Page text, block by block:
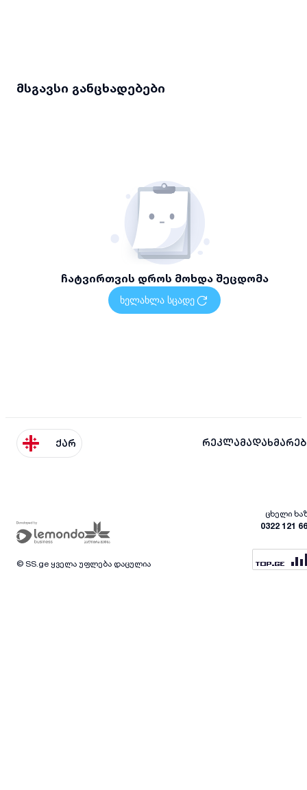
მსგავსი განცხადებები
ჩატვირთვის დროს მოხდა შეცდომა
ხელახლა სცადე
ქარ რეკლამა
ცხელი
0322 121
© SS.ge ყველა უფლება დაცულია